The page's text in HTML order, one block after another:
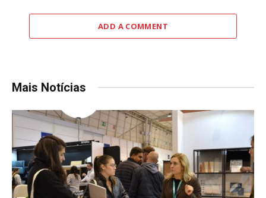
ADD A COMMENT
Mais Notícias